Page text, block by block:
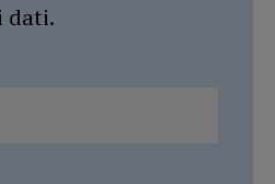
dati.